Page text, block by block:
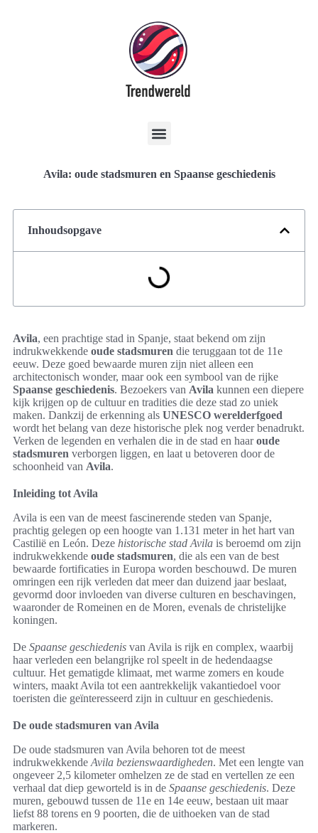
Avila: oude stadsmuren en Spaanse geschiedenis
Inhoudsopgave
Avila, een prachtige stad in Spanje, staat bekend om zijn
indrukwekkende oude stadsmuren die teruggaan tot de 11e
eeuw. Deze goed bewaarde muren zijn niet alleen een
architectonisch wonder, maar ook een symbool van de rijke
Spaanse geschiedenis. Bezoekers van Avila kunnen een diepere
kijk krijgen op de cultuur en tradities die deze stad zo uniek
maken. Dankzij de erkenning als UNESCO werelderfgoed
wordt het belang van deze historische plek nog verder benadrukt.
Verken de legenden en verhalen die in de stad en haaroude
stadsmuren verborgen liggen, en laat u betoveren door de
schoonheid van Avila.
Inleiding tot Avila
Avila is een van de meest fascinerende steden van Spanje,
prachtig gelegen op een hoogte van 1.131 meter in het hart van
Castilië en León. Deze historische stad Avila is beroemd om zijn
indrukwekkende oude stadsmuren, die als een van de best
bewaarde fortificaties in Europa worden beschouwd. De muren
omringen een rijk verleden dat meer dan duizend jaar beslaat,
gevormd door invloeden van diverse culturen en beschavingen,
waaronder de Romeinen en de Moren, evenals de christelijke
koningen.
De Spaanse geschiedenis van Avila is rijk en complex, waarbij
haar verleden een belangrijke rol speelt in de hedendaagse
cultuur. Het gematigde klimaat, met warme zomers en koude
winters, maakt Avila tot een aantrekkelijk vakantiedoel voor
toeristen die geïnteresseerd zijn in cultuur en geschiedenis.
De oude stadsmuren van Avila
De oude stadsmuren van Avila behoren tot de meest
indrukwekkende Avila bezienswaardigheden. Met een lengte van
ongeveer 2,5 kilometer omhelzen ze de stad en vertellen ze een
verhaal dat diep geworteld is in de Spaanse geschiedenis. Deze
muren, gebouwd tussen de 11e en 14e eeuw, bestaan uit maar
liefst 88 torens en 9 poorten, die de uithoeken van de stad
markeren.